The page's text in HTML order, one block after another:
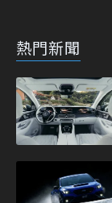
熱門新聞